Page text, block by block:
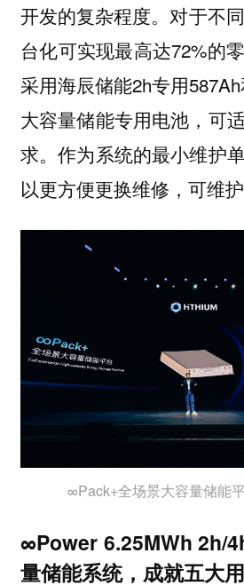
开发的复杂程度。对于不
台化可实现最高达72%的
采用海辰储能2h专用
大容量储能专用电池，可
求。作为系统的最小维护
以更方便更换维修，可维护
∞Pack+全场景大容量储能
∞Power 6.25MWh 2h/
量储能系统，成就五大